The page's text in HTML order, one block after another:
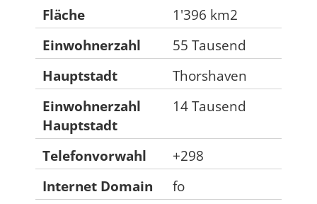
Fläche
1'396 km2
Einwohnerzahl
55 Tausend
Hauptstadt
Thorshaven
Einwohnerzahl
Hauptstadt
14 Tausend
Telefonvorwahl
+298
Internet Domain
fo